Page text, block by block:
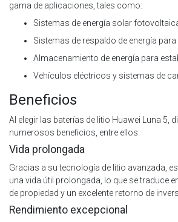
gama de aplicaciones, tales como:
Sistemas de energía solar
Sistemas de respaldo de energía
Almacenamiento de energía para
Vehículos eléctricos y sistemas de
Beneficios
Al elegir las baterías de litio Huawei Luna 5,
numerosos beneficios, entre ellos:
Vida prolongada
Gracias a su tecnología de litio avanzada,
una vida útil prolongada, lo que se traduce
de propiedad y un excelente retorno de
Rendimiento excepcional